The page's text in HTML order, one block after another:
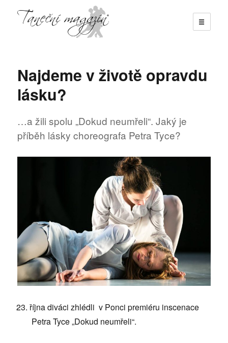
☰
Najdeme v životě opravdu
lásku?
…a žili spolu „Dokud neumřeli“. Jaký je
příběh lásky choreografa Petra Tyce?
října diváci zhlédli v Ponci premiéru inscenace
Petra Tyce „Dokud neumřeli“.